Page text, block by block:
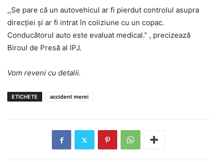
,,Se pare că un autovehicul ar fi pierdut controlul asupra
direcției și ar fi intrat în coliziune cu un copac.
Conducătorul auto este evaluat medical.” , precizează
Biroul de Presă al IPJ.
Vom reveni cu detalii.
ETICHETE accident merei